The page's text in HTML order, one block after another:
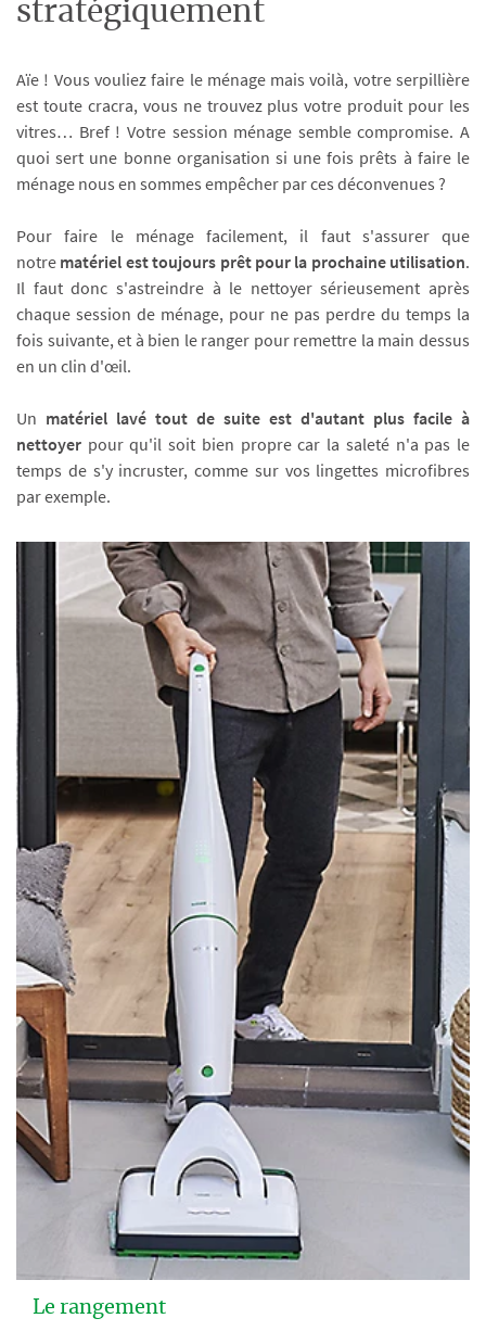
stratégiquement
Aïe ! Vous vouliez faire le ménage mais voilà, votre serpillière
est toute cracra, vous ne trouvez plus votre produit pour les
vitres… Bref ! Votre session ménage semble compromise. A
quoi sert une bonne organisation si une fois prêts à faire le
ménage nous en sommes empêcher par ces déconvenues ?
Pour faire le ménage facilement, il faut s'assurer que
notre matériel est toujours prêt pour la prochaine utilisation.
Il faut donc s'astreindre à le nettoyer sérieusement après
chaque session de ménage, pour ne pas perdre du temps la
fois suivante, et à bien le ranger pour remettre la main dessus
en un clin d'œil.
Un matériel lavé tout de suite est d'autant plus facile à
nettoyer pour qu'il soit bien propre car la saleté n'a pas le
temps de s'y incruster, comme sur vos lingettes microfibres
par exemple.
Le rangement